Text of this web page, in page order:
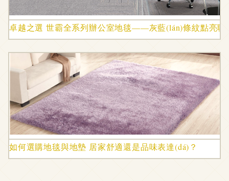
卓越之選 世霸全系列辦公室地毯——灰藍(lán)條紋點亮職
如何選購地毯與地墊 居家舒適還是品味表達(dá)？